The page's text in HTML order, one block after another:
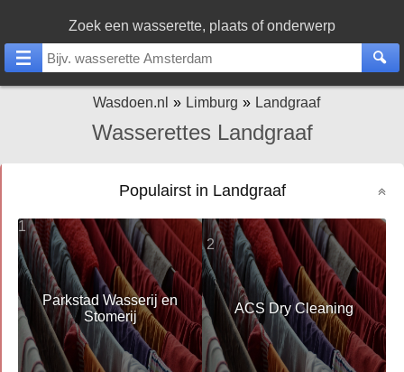
Zoek een wasserette, plaats of onderwerp
Wasdoen.nl Limburg Landgraaf
Wasserettes Landgraaf
Populairst in Landgraaf
1
Parkstad Wasserij en
Stomerij
2
ACS Dry Cleaning